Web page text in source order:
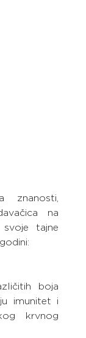
znanosti,
na
tajne
boja
imunitet i
krvnog